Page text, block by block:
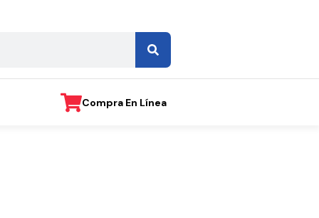
Compra En Línea